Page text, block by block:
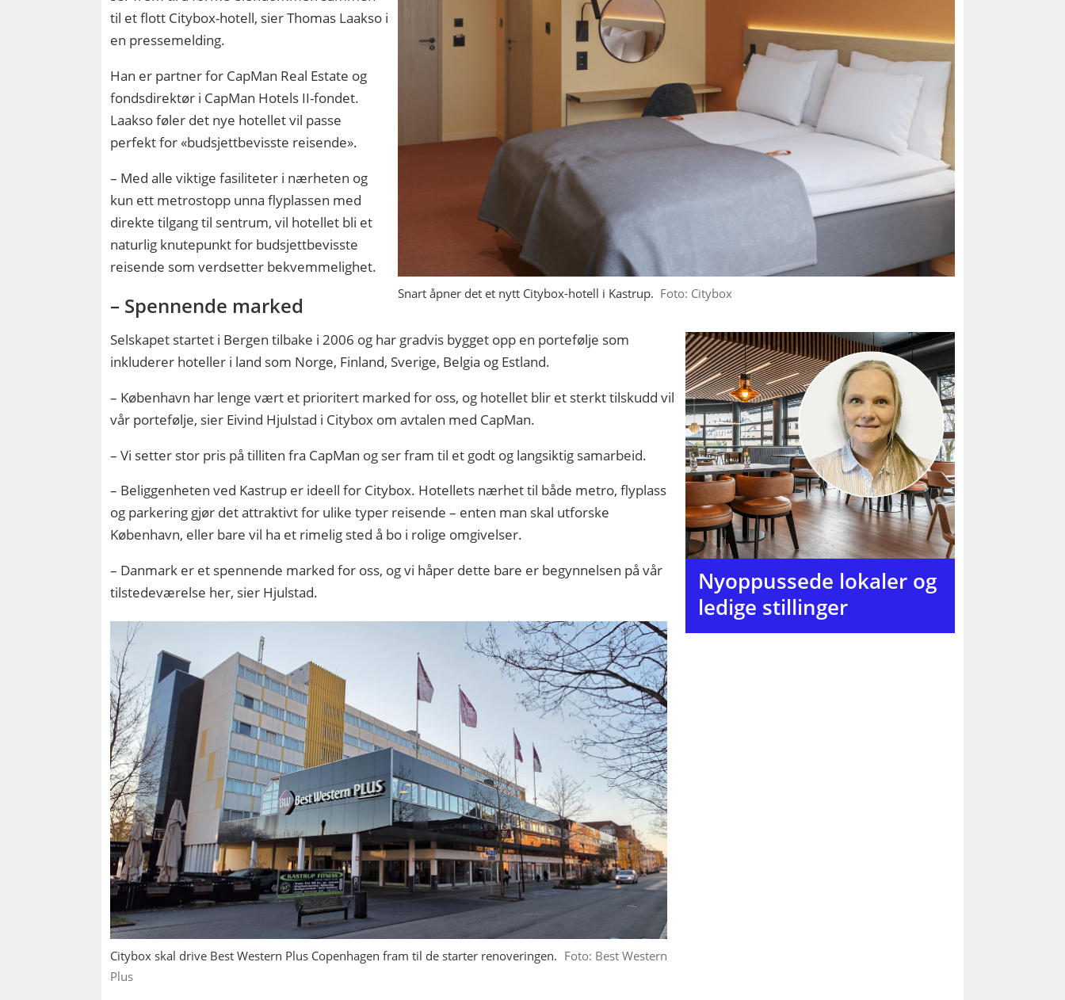
Snart åpner det et nytt Citybox-hotell i Kastrup. Foto: Citybox
til et flott Citybox-hotell, sier Thomas Laakso i
en pressemelding.
Han er partner for CapMan Real Estate og
fondsdirektør i CapMan Hotels II-fondet.
Laakso føler det nye hotellet vil passe
perfekt for «budsjettbevisste reisende».
– Med alle viktige fasiliteter i nærheten og
kun ett metrostopp unna flyplassen med
direkte tilgang til sentrum, vil hotellet bli et
naturlig knutepunkt for budsjettbevisste
reisende som verdsetter bekvemmelighet.
– Spennende marked
Nyoppussede lokaler og
ledige stillinger
Selskapet startet i Bergen tilbake i 2006 og har gradvis bygget opp en portefølje som
inkluderer hoteller i land som Norge, Finland, Sverige, Belgia og Estland.
– København har lenge vært et prioritert marked for oss, og hotellet blir et sterkt tilskudd vil
vår portefølje, sier Eivind Hjulstad i Citybox om avtalen med CapMan.
– Vi setter stor pris på tilliten fra CapMan og ser fram til et godt og langsiktig samarbeid.
– Beliggenheten ved Kastrup er ideell for Citybox. Hotellets nærhet til både metro, flyplass
og parkering gjør det attraktivt for ulike typer reisende – enten man skal utforske
København, eller bare vil ha et rimelig sted å bo i rolige omgivelser.
– Danmark er et spennende marked for oss, og vi håper dette bare er begynnelsen på vår
tilstedeværelse her, sier Hjulstad.
Citybox skal drive Best Western Plus Copenhagen fram til de starter renoveringen. Foto: Best Western
Plus